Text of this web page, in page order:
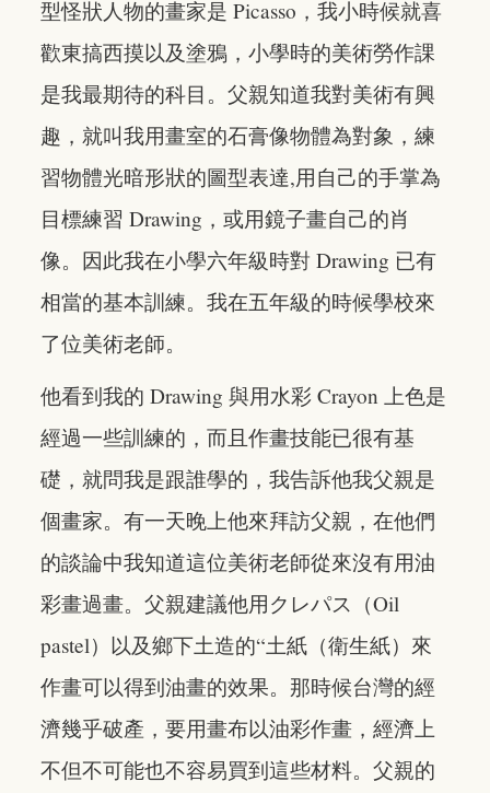
型怪狀人物的畫家是 Picasso，我小時候就喜
歡東搞西摸以及塗鴉，小學時的美術勞作課
是我最期待的科目。父親知道我對美術有興
趣，就叫我用畫室的石膏像物體為對象，練
習物體光暗形狀的圖型表達,用自己的手掌為
目標練習 Drawing，或用鏡子畫自己的肖
像。因此我在小學六年級時對 Drawing 已有
相當的基本訓練。我在五年級的時候學校來
了位美術老師。
他看到我的 Drawing 與用水彩 Crayon 上色是
經過一些訓練的，而且作畫技能已很有基
礎，就問我是跟誰學的，我告訴他我父親是
個畫家。有一天晚上他來拜訪父親，在他們
的談論中我知道這位美術老師從來沒有用油
彩畫過畫。父親建議他用クレパス（Oil
pastel）以及鄉下土造的“土紙（衛生紙）來
作畫可以得到油畫的效果。那時候台灣的經
濟幾乎破產，要用畫布以油彩作畫，經濟上
不但不可能也不容易買到這些材料。父親的